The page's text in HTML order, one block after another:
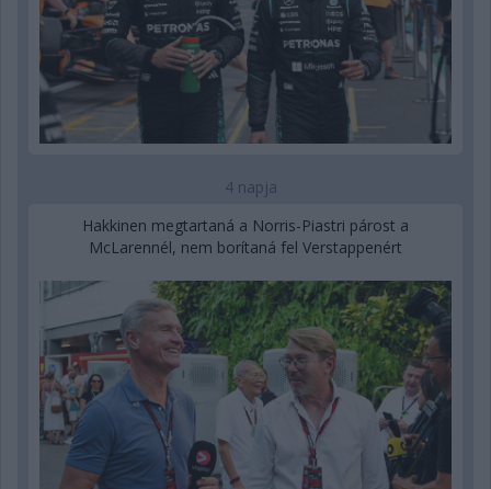
4 napja
Hakkinen megtartaná a Norris-Piastri párost a
McLarennél, nem borítaná fel Verstappenért